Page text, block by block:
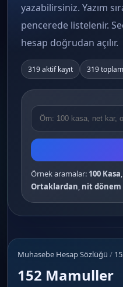
yazabilirsiniz. Yazım
pencerede listelenir.
hesap doğrudan açılır.
319 aktif kayıt 319
Örnek aramalar: 100 Kasa,
Ortaklardan, nit dönem
Muhasebe Hesap Sözlüğü /
152 Mamuller